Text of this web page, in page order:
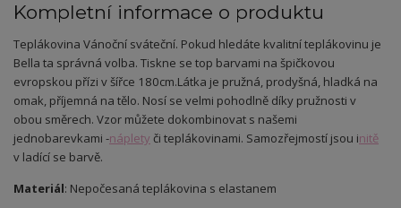
Kompletní informace o produktu
Teplákovina Vánoční sváteční. Pokud hledáte kvalitní teplákovinu je
Bella ta správná volba. Tiskne se top barvami na špičkovou
evropskou přízi v šířce 180cm.Látka je pružná, prodyšná, hladká na
omak, příjemná na tělo. Nosí se velmi pohodlně díky pružnosti v
obou směrech. Vzor můžete dokombinovat s našemi
jednobarevkami -náplety či teplákovinami. Samozřejmostí jsou initě
v ladící se barvě.
Materiál: Nepočesaná teplákovina s elastanem